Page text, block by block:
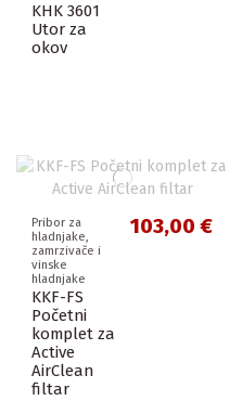
KHK 3601
Utor za
okov
Pribor za
hladnjake,
zamrzivače i
vinske
hladnjake
KKF-FS
Početni
komplet za
Active
AirClean
filtar
103,00 €